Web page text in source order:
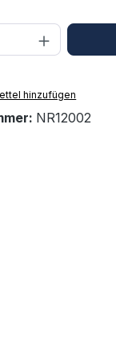
Anzahl:
hinzufügen
NR12002